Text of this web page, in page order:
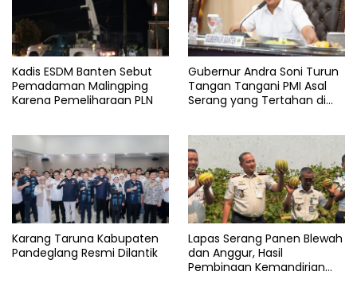
Kadis ESDM Banten Sebut
Pemadaman Malingping
Karena Pemeliharaan PLN
Gubernur Andra Soni Turun
Tangan Tangani PMI Asal
Serang yang Tertahan di
Karang Taruna Kabupaten
Pandeglang Resmi Dilantik
Lapas Serang Panen Blewah
dan Anggur, Hasil
Pembinaan Kemandirian